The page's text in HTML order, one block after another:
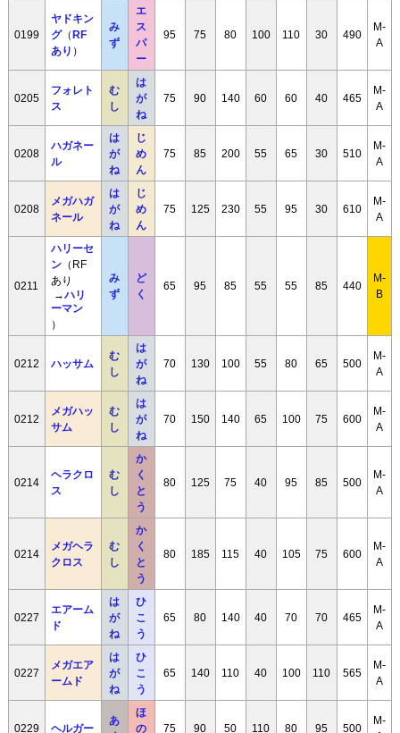
0199
ヤドキン
グ（ RF
あり ）
み
ず
エ
ス
パ
ー
95 75 80 100 110 30 490
M-
A
0205
フォレト
ス
む
し
は
が
ね
75 90 140 60 60 40 465
M-
A
0208
ハガネー
ル
は
が
ね
じ
め
ん
75 85 200 55 65 30 510
M-
A
0208
メガハガ
ネール
は
が
ね
じ
め
ん
75 125 230 55 95 30 610
M-
A
0211
ハリーセ
ン（RF
あり
→ハリ
ーマン
）
み
ず
ど
く
65 95 85 55 55 85 440
M-
B
0212 ハッサム
む
し
は
が
ね
70 130 100 55 80 65 500
M-
A
0212
メガハッ
サム
む
し
は
が
ね
70 150 140 65 100 75 600
M-
A
0214
ヘラクロ
ス
む
し
か
く
と
う
80 125 75 40 95 85 500
M-
A
0214
メガヘラ
クロス
む
し
か
く
と
う
80 185 115 40 105 75 600
M-
A
0227
エアーム
ド
は
が
ね
ひ
こ
う
65 80 140 40 70 70 465
M-
A
0227
メガエア
ームド
は
が
ね
ひ
こ
う
65 140 110 40 100 110 565
M-
A
0229 ヘルガー
あ
ほ
の
75 90 50 110 80 95 500
M-